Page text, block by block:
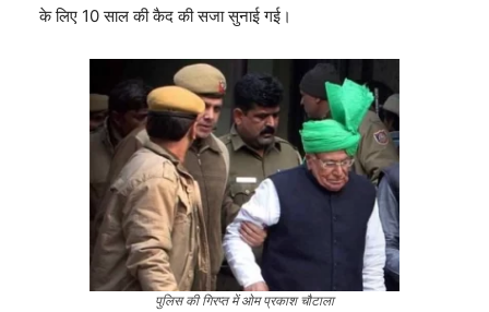
के लिए 10 साल की कैद की सजा सुनाई गई।
पुलिस की गिरप्त में ओम प्रकाश चौटाला